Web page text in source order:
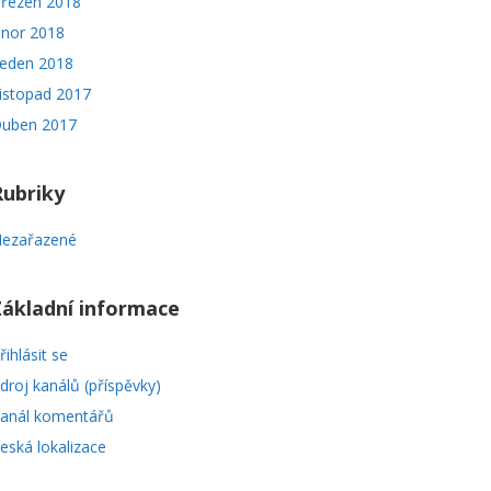
2018
2018
2017
2017
informace
se
kanálů (příspěvky)
komentářů
lokalizace